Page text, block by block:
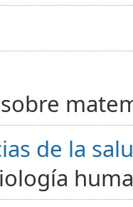
de la